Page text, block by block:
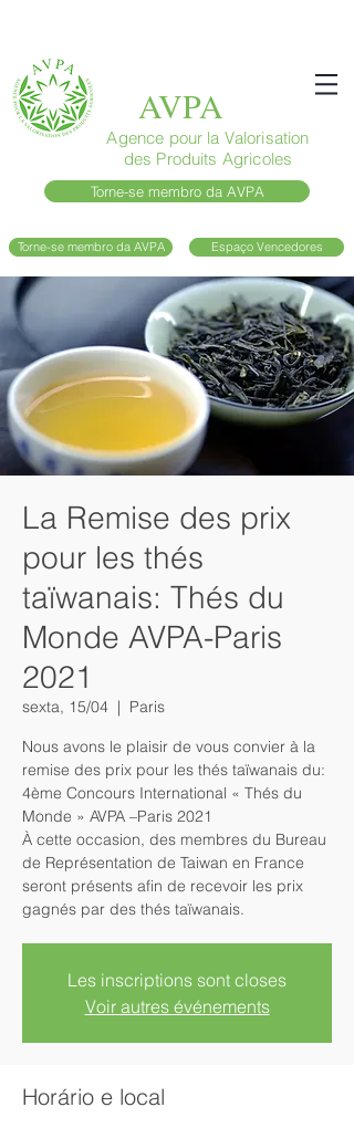
AVPA
Agence pour la Valorisation
des Produits Agricoles
Torne-se membro da AVPA
Torne-se membro da AVPA Espaço Vencedores
La Remise des prix
pour les thés
taïwanais: Thés du
Monde AVPA-Paris
2021
sexta, 15/04
  |
Paris
Nous avons le plaisir de vous convier à la
remise des prix pour les thés taïwanais du:
4ème Concours International « Thés du
Monde » AVPA –Paris 2021
À cette occasion, des membres du Bureau
de Représentation de Taiwan en France
seront présents afin de recevoir les prix
gagnés par des thés taïwanais.
Les inscriptions sont closes
Voir autres événements
Horário e local